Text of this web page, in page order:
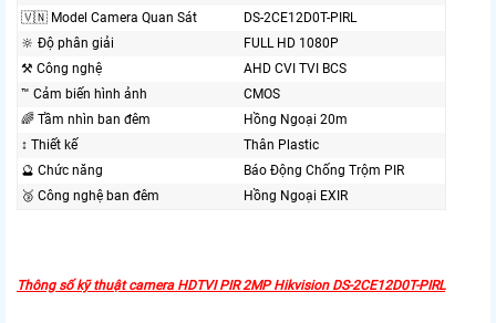
🇻🇳 Model Camera Quan Sát
DS-2CE12D0T-PIRL
🔆 Độ phân giải
FULL HD 1080P
⚒ Công nghệ
AHD CVI TVI BCS
™️ Cảm biến hình ảnh
CMOS
🌈 Tầm nhìn ban đêm
Hồng Ngoại 20m
↕️ Thiết kế
Thân Plastic
🔮 Chức năng
Báo Động Chống Trộm PIR
🥉 Công nghệ ban đêm
Hồng Ngoại EXIR
Thông số kỹ thuật camera HDTVI PIR 2MP Hikvision DS-2CE12D0T-PIRL